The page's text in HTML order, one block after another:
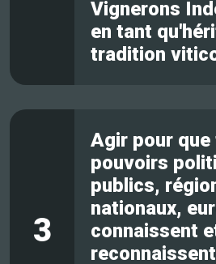
Vignerons
en tant
tradition
3
Agir pour
pouvoirs
publics,
nationaux,
connaissent